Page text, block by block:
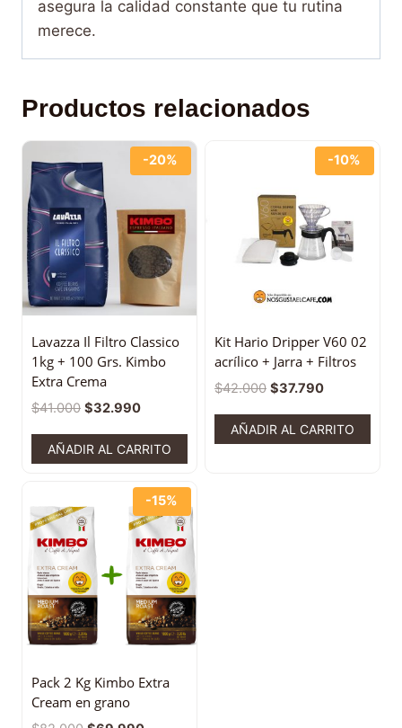
asegura la calidad constante que tu rutina
merece.
Productos relacionados
-20%
Lavazza Il Filtro Classico
1kg + 100 Grs. Kimbo
Extra Crema
$41.000 $32.990
AÑADIR AL CARRITO
-10%
Kit Hario Dripper V60 02
acrílico + Jarra + Filtros
$42.000 $37.790
AÑADIR AL CARRITO
-15%
Pack 2 Kg Kimbo Extra
Cream en grano